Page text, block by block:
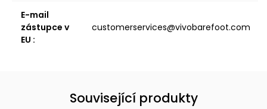
E-mail
zástupce v
EU :
customerservices@vivobarefoot.com
Související produkty